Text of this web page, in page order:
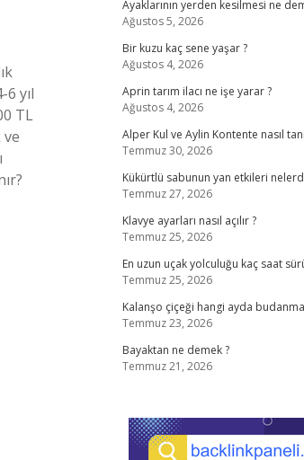
yıl
TL
ve
Ayaklarının yerden kesilmesi ne
Ağustos 5, 2026
Bir kuzu kaç sene yaşar ?
Ağustos 4, 2026
Aprin tarım ilacı ne işe yarar ?
Ağustos 4, 2026
Alper Kul ve Aylin Kontente nasıl
Temmuz 30, 2026
Kükürtlü sabunun yan etkileri
Temmuz 27, 2026
Klavye ayarları nasıl açılır ?
Temmuz 25, 2026
En uzun uçak yolculuğu kaç saat
Temmuz 25, 2026
Kalanşo çiçeği hangi ayda
Temmuz 23, 2026
Bayaktan ne demek ?
Temmuz 21, 2026